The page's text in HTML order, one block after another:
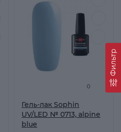
Фильтр
0
Гель-лак Sophin
UV/LED № 0713, alpine
blue